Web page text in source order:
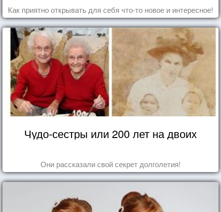
Как приятно открывать для себя что-то новое и интересное!
Чудо-сестры или 200 лет на двоих
Они рассказали свой секрет долголетия!